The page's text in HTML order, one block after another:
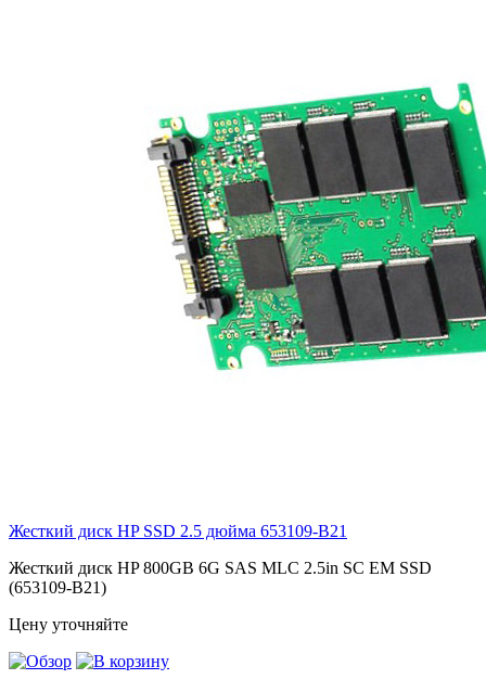
Жесткий диск HP SSD 2.5 дюйма 653109-B21
Жесткий диск HP 800GB 6G SAS MLC 2.5in SC EM SSD
(653109-B21)
Цену уточняйте